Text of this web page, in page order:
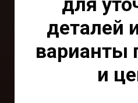
деталей
варианты
и